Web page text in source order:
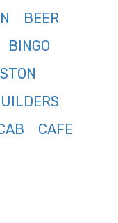
BEER
BINGO
CAFE